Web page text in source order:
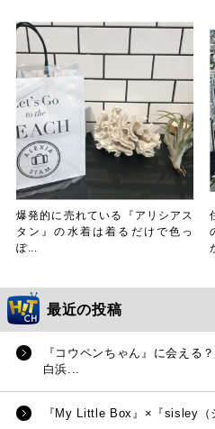
爆発的に売れている『アリシアス
タン』の水着は着るだけで色っ
ぽ...
最近の投稿
『コウペンちゃん』に会える
白浜...
『My Little Box』×『sisley（